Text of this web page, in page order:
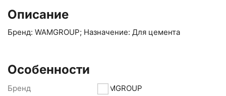
Описание
Бренд: WAMGROUP; Назначение: Для цемента
Особенности
Бренд
WAMGROUP